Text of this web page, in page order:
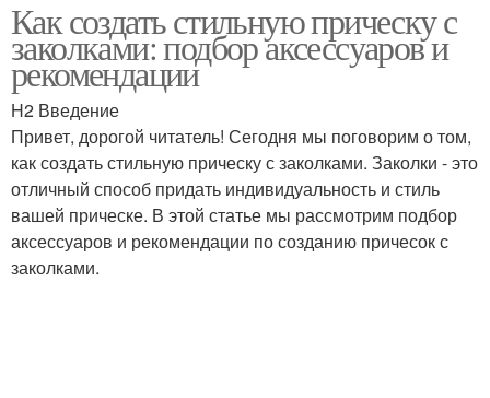
Как создать стильную прическу с
заколками: подбор аксессуаров и
рекомендации
H2 Введение
Привет, дорогой читатель! Сегодня мы поговорим о том,
как создать стильную прическу с заколками. Заколки - это
отличный способ придать индивидуальность и стиль
вашей прическе. В этой статье мы рассмотрим подбор
аксессуаров и рекомендации по созданию причесок с
заколками.